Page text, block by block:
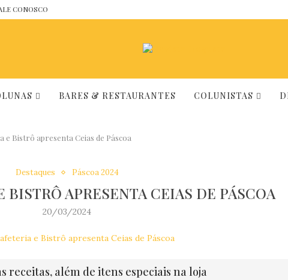
CONOSCO
BARES & RESTAURANTES COLUNISTAS
e Bistrô apresenta Ceias de Páscoa
Destaques Páscoa 2024
BISTRÔ APRESENTA CEIAS DE PÁSCOA
20/03/2024
receitas, além de itens especiais na loja